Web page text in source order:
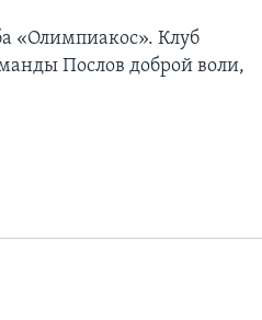
«Олимпиакос». Клуб
Послов доброй воли,